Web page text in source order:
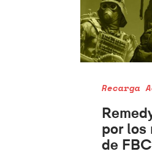
Recarga
por los
de